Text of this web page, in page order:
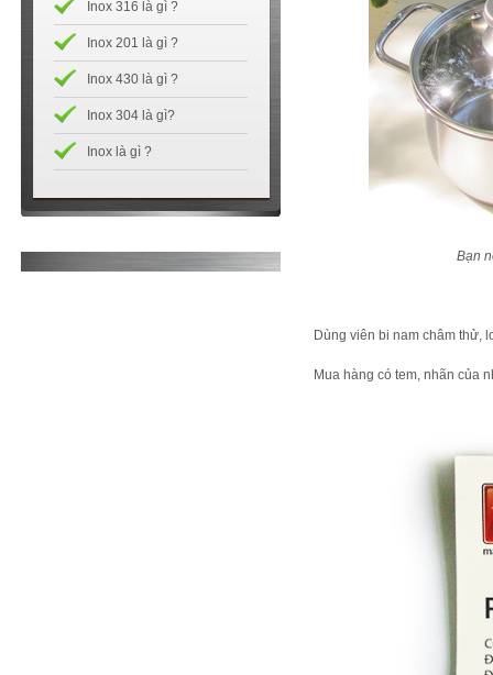
Inox 316 là gì ?
Inox 201 là gì ?
Inox 430 là gì ?
Inox 304 là gì?
Inox là gì ?
Bạn
Dùng viên bi nam châm thử,
Mua hàng có tem, nhãn của